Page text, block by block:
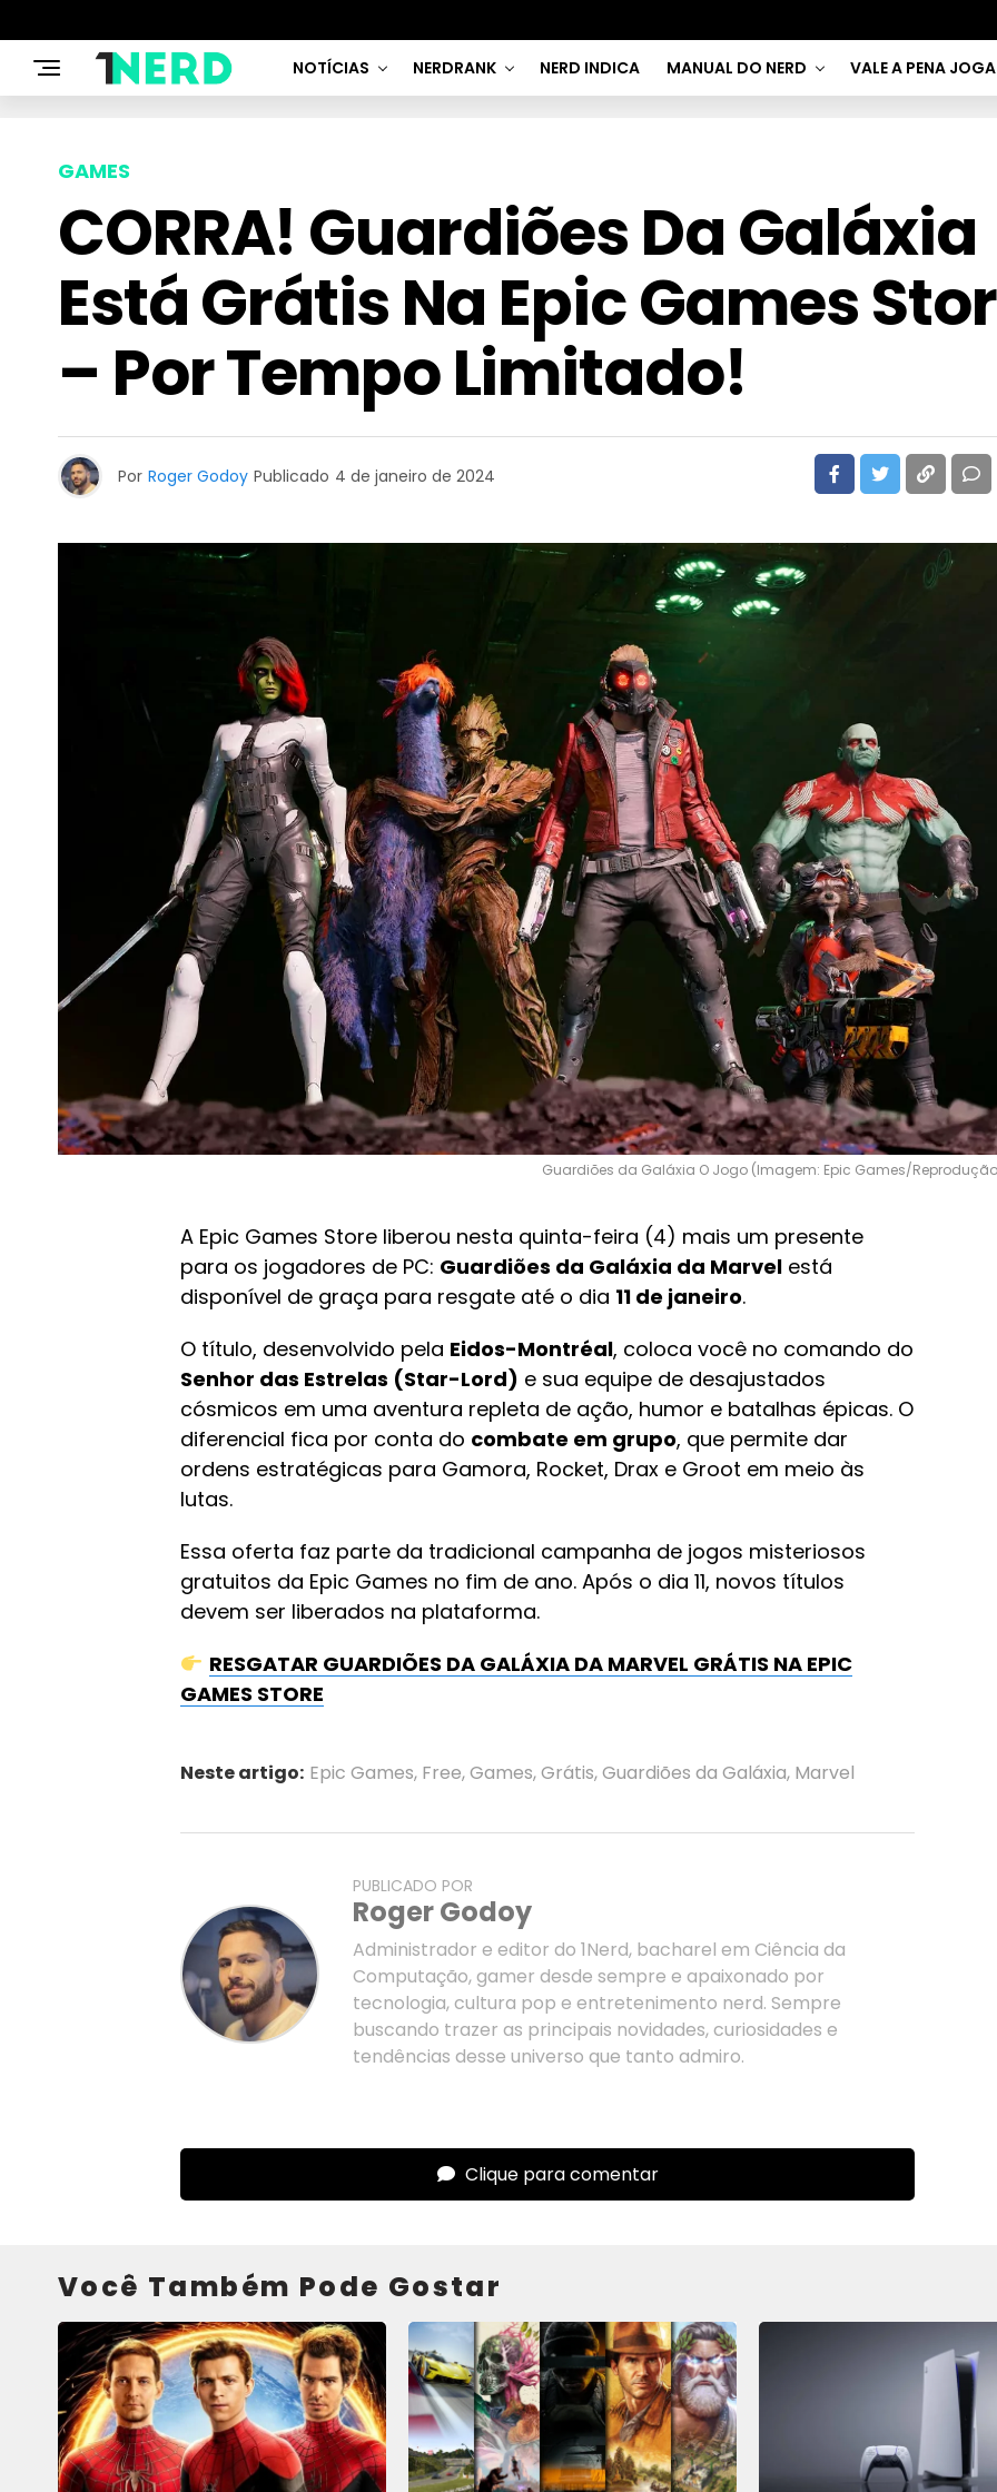
NOTÍCIAS NERDRANK NERD INDICA MANUAL DO NERD VALE A PENA
GAMES
CORRA! Guardiões Da Galáxia
Está Grátis Na Epic Games
– Por Tempo Limitado!
Por Roger Godoy Publicado 4 de janeiro de 2024
Guardiões da Galáxia O Jogo (Imagem: Epic Games/
A Epic Games Store liberou nesta quinta-feira (4) mais um presente
para os jogadores de PC: Guardiões da Galáxia da Marvel está
disponível de graça para resgate até o dia 11 de janeiro.
O título, desenvolvido pela Eidos-Montréal, coloca você no comando do
Senhor das Estrelas (Star-Lord) e sua equipe de desajustados
cósmicos em uma aventura repleta de ação, humor e batalhas épicas. O
diferencial fica por conta do combate em grupo, que permite dar
ordens estratégicas para Gamora, Rocket, Drax e Groot em meio às
lutas.
Essa oferta faz parte da tradicional campanha de jogos misteriosos
gratuitos da Epic Games no fim de ano. Após o dia 11, novos títulos
devem ser liberados na plataforma.
RESGATAR GUARDIÕES DA GALÁXIA DA MARVEL GRÁTIS NA EPIC
GAMES STORE
Neste artigo: Epic Games, Free,Games,Grátis,Guardiões da Galáxia, Marvel
PUBLICADO POR
Roger Godoy
Administrador e editor do 1Nerd, bacharel em Ciência da
Computação, gamer desde sempre e apaixonado por
tecnologia, cultura pop e entretenimento nerd. Sempre
buscando trazer as principais novidades, curiosidades e
tendências desse universo que tanto admiro.
Clique para comentar
Você Também Pode Gostar